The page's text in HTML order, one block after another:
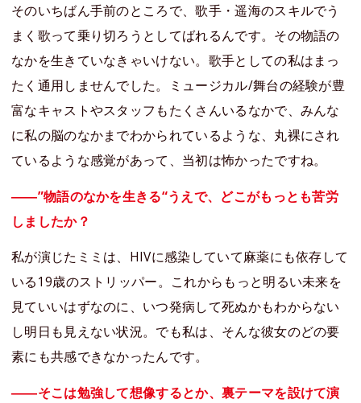
そのいちばん手前のところで、歌手・遥海のスキルでう
まく歌って乗り切ろうとしてばれるんです。その物語の
なかを生きていなきゃいけない。歌手としての私はまっ
たく通用しませんでした。ミュージカル/舞台の経験が豊
富なキャストやスタッフもたくさんいるなかで、みんな
に私の脳のなかまでわかられているような、丸裸にされ
ているような感覚があって、当初は怖かったですね。
――”物語のなかを生きる“うえで、どこがもっとも苦労
しましたか？
私が演じたミミは、HIVに感染していて麻薬にも依存して
いる19歳のストリッパー。これからもっと明るい未来を
見ていいはずなのに、いつ発病して死ぬかもわからない
し明日も見えない状況。でも私は、そんな彼女のどの要
素にも共感できなかったんです。
――そこは勉強して想像するとか、裏テーマを設けて演